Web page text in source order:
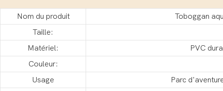
Nom du produit
Toboggan
Taille:
Matériel:
PVC
Couleur:
Usage
Parc